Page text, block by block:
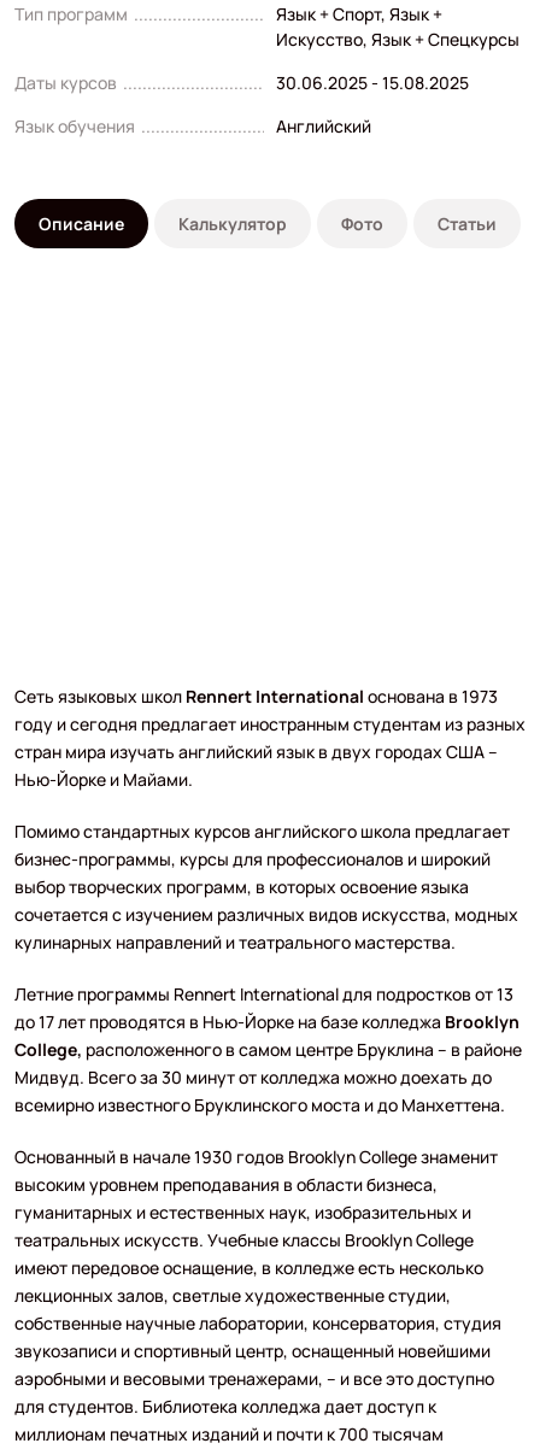
Тип программ
Язык + Спорт, Язык +
Искусство, Язык + Спецкурсы
Даты курсов
30.06.2025 - 15.08.2025
Язык обучения
Английский
Описание Калькулятор Фото Статьи
Сеть языковых школ Rennert International основана в 1973
году и сегодня предлагает иностранным студентам из разных
стран мира изучать английский язык в двух городах США –
Нью-Йорке и Майами.
Помимо стандартных курсов английского школа предлагает
бизнес-программы, курсы для профессионалов и широкий
выбор творческих программ, в которых освоение языка
сочетается с изучением различных видов искусства, модных
кулинарных направлений и театрального мастерства.
Летние программы Rennert International для подростков от 13
до 17 лет проводятся в Нью-Йорке на базе колледжа Brooklyn
College, расположенного в самом центре Бруклина – в районе
Мидвуд. Всего за 30 минут от колледжа можно доехать до
всемирно известного Бруклинского моста и до Манхеттена.
Основанный в начале 1930 годов Brooklyn College знаменит
высоким уровнем преподавания в области бизнеса,
гуманитарных и естественных наук, изобразительных и
театральных искусств. Учебные классы Brooklyn College
имеют передовое оснащение, в колледже есть несколько
лекционных залов, светлые художественные студии,
собственные научные лаборатории, консерватория, студия
звукозаписи и спортивный центр, оснащенный новейшими
аэробными и весовыми тренажерами, – и все это доступно
для студентов. Библиотека колледжа дает доступ к
миллионам печатных изданий и почти к 700 тысячам